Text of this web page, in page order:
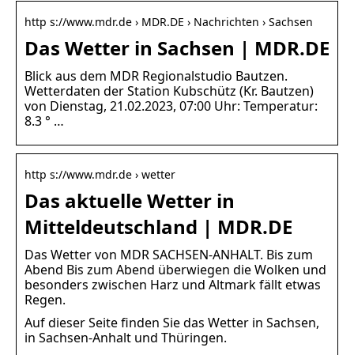
http s://www.mdr.de › MDR.DE › Nachrichten › Sachsen
Das Wetter in Sachsen | MDR.DE
Blick aus dem MDR Regionalstudio Bautzen.
Wetterdaten der Station Kubschütz (Kr. Bautzen)
von Dienstag, 21.02.2023, 07:00 Uhr: Temperatur:
8.3 ° …
http s://www.mdr.de › wetter
Das aktuelle Wetter in
Mitteldeutschland | MDR.DE
Das Wetter von MDR SACHSEN-ANHALT. Bis zum
Abend Bis zum Abend überwiegen die Wolken und
besonders zwischen Harz und Altmark fällt etwas
Regen.
Auf dieser Seite finden Sie das Wetter in Sachsen,
in Sachsen-Anhalt und Thüringen.